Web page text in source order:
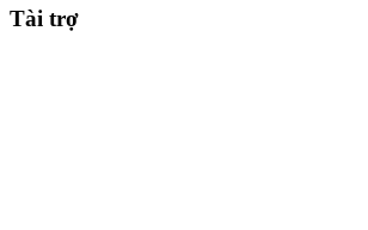
Tài trợ